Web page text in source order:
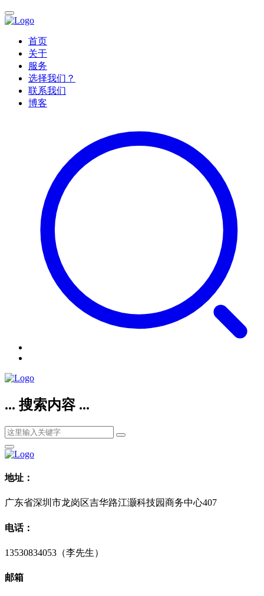
首页
关于
服务
选择我们？
联系我们
博客
... 搜索内容 ...
地址：
广东省深圳市龙岗区吉华路江灏科技园商务中心407
电话：
13530834053（李先生）
邮箱